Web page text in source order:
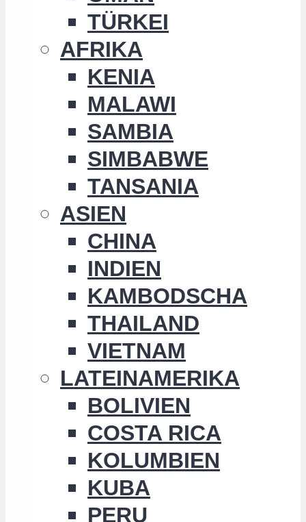
TÜRKEI
AFRIKA
KENIA
MALAWI
SAMBIA
SIMBABWE
TANSANIA
ASIEN
CHINA
INDIEN
KAMBODSCHA
THAILAND
VIETNAM
LATEINAMERIKA
BOLIVIEN
COSTA RICA
KOLUMBIEN
KUBA
PERU